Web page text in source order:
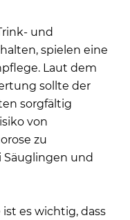
und
spielen eine
Laut dem
sollte der
sorgfältig
von
zu
Säuglingen und
es wichtig, dass